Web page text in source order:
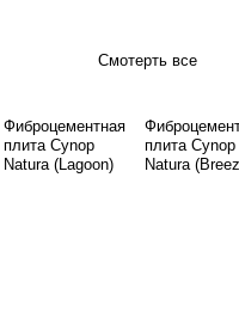
Смотерть все
Фиброцементная
плита Cynop
Natura (Lagoon)
плита Cynop
Natura